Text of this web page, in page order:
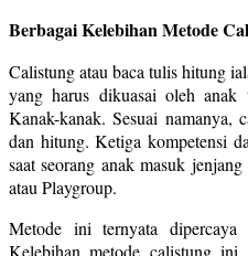
Berbagai Kelebihan Metode
Calistung atau baca tulis hitung
yang harus dikuasai oleh anak
Kanak-kanak. Sesuai
dan hitung. Ketiga kompetensi
saat seorang anak masuk
atau Playgroup.
Metode ini ternyata dipercaya
Kelebihan metode calistung